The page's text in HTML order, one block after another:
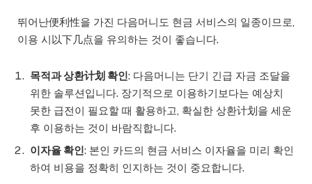
뛰어난便利性을 가진 다음머니도 현금 서비스의 일종이므로,
이용 시以下几点을 유의하는 것이 좋습니다.
목적과 상환计划 확인: 다음머니는 단기 긴급 자금 조달을
위한 솔루션입니다. 장기적으로 이용하기보다는 예상치
못한 급전이 필요할 때 활용하고, 확실한 상환计划을 세운
후 이용하는 것이 바람직합니다.
이자율 확인: 본인 카드의 현금 서비스 이자율을 미리 확인
하여 비용을 정확히 인지하는 것이 중요합니다.